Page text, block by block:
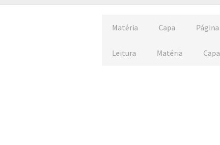
Matéria Capa Página
Leitura Matéria Capa